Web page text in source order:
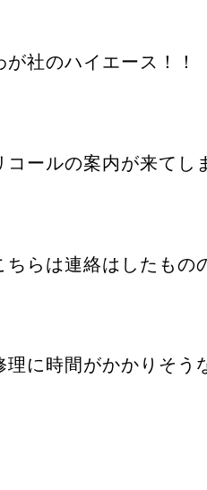
が社のハイエース！！
コールの案内が来てし
ちらは連絡はしたもの
理に時間がかかりそう